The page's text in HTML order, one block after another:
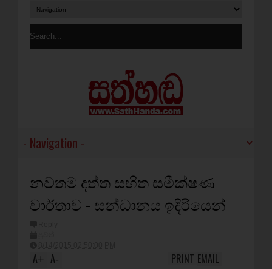
නවතම දත්ත සහිත සමීක්ෂණ
වාර්තාව - සන්ධානය ඉදිරියෙන්
A+ A- EMAIL
PRINT